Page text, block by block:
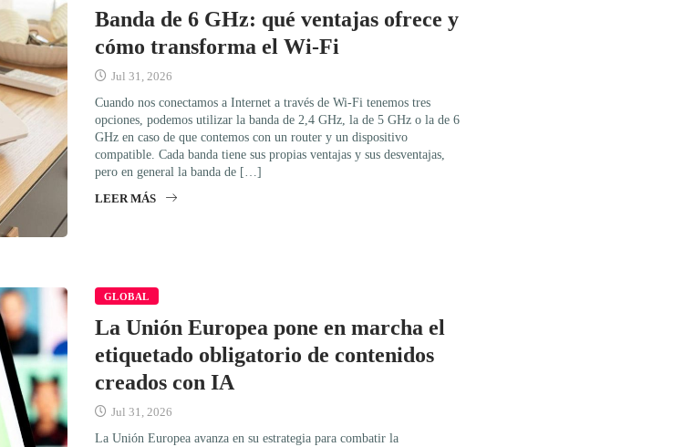
Banda de 6 GHz: qué ventajas ofrece y
cómo transforma el Wi-Fi
Jul 31, 2026
Cuando nos conectamos a Internet a través de Wi-Fi tenemos tres
opciones, podemos utilizar la banda de 2,4 GHz, la de 5 GHz o la de 6
GHz en caso de que contemos con un router y un dispositivo
compatible. Cada banda tiene sus propias ventajas y sus desventajas,
pero en general la banda de […]
LEER MÁS
GLOBAL
La Unión Europea pone en marcha el
etiquetado obligatorio de contenidos
creados con IA
Jul 31, 2026
La Unión Europea avanza en su estrategia para combatir la